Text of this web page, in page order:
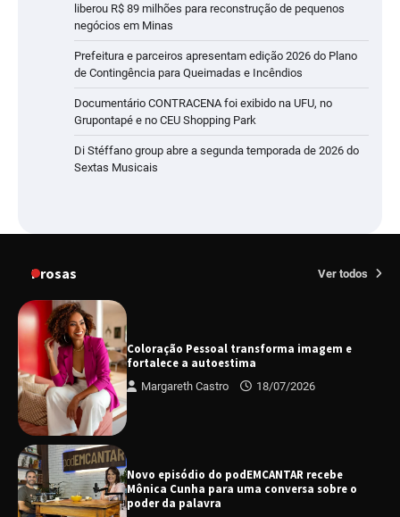
liberou R$ 89 milhões para reconstrução de pequenos
negócios em Minas
Prefeitura e parceiros apresentam edição 2026 do Plano
de Contingência para Queimadas e Incêndios
Documentário CONTRACENA foi exibido na UFU, no
Grupontapé e no CEU Shopping Park
Di Stéffano group abre a segunda temporada de 2026 do
Sextas Musicais
Prosas Ver todos
Coloração Pessoal transforma imagem e
fortalece a autoestima
Margareth Castro 18/07/2026
Novo episódio do podEMCANTAR recebe
Mônica Cunha para uma conversa sobre o
poder da palavra